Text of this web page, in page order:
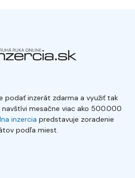
podať inzerát zdarma a využiť tak
navštívi mesačne viac ako 500.000
inzercia predstavuje zoradenie
podľa miest.